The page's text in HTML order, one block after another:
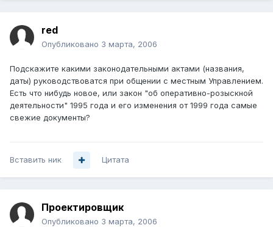
red
Опубликовано 3 марта, 2006
Подскажите какими законодательными актами (названия,
даты) руководствоватся при общении с местным Управлением.
Есть что нибудь новое, или закон "об оперативно-розыскной
деятельности" 1995 года и его изменения от 1999 года самые
свежие документы?
Вставить ник Цитата
Проектировщик
Опубликовано 3 марта, 2006